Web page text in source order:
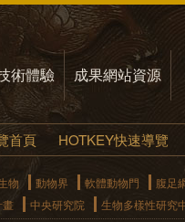
術體驗 成果網站資源
首頁 HOTKEY快速導覽
物 動物界 軟體動物門
腹足
畫 中央研究院 生物多樣性研究